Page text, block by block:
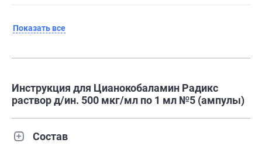
Показать все
Инструкция для Цианокобаламин Радикс
раствор д/ин. 500 мкг/мл по 1 мл №5 (ампулы)
Состав